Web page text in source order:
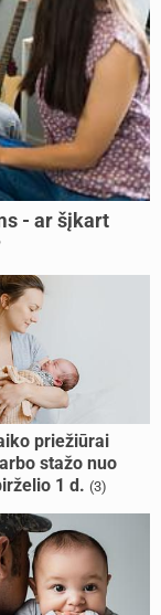
- ar šįkart
priežiūrai
stažo nuo
1 d. (3)